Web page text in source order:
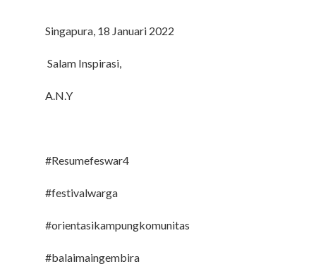
Singapura, 18 Januari 2022
Salam Inspirasi,
A.N.Y
#Resumefeswar4
#festivalwarga
#orientasikampungkomunitas
#balaimaingembira